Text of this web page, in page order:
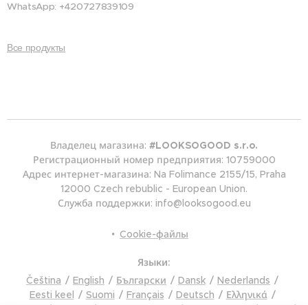
WhatsApp: +420727839109
Все продукты
Владелец магазина: #LOOKSOGOOD s.r.o.
Регистрационный номер предприятия: 10759000
Адрес интернет-магазина: Na Folimance 2155/15, Praha
12000 Czech rebublic - European Union.
Служба поддержки: info@looksogood.eu
Cookie-файлы
Языки
Čeština
English Български Dansk
Nederlands
Eesti keel
Suomi Français Deutsch
Ελληνικά